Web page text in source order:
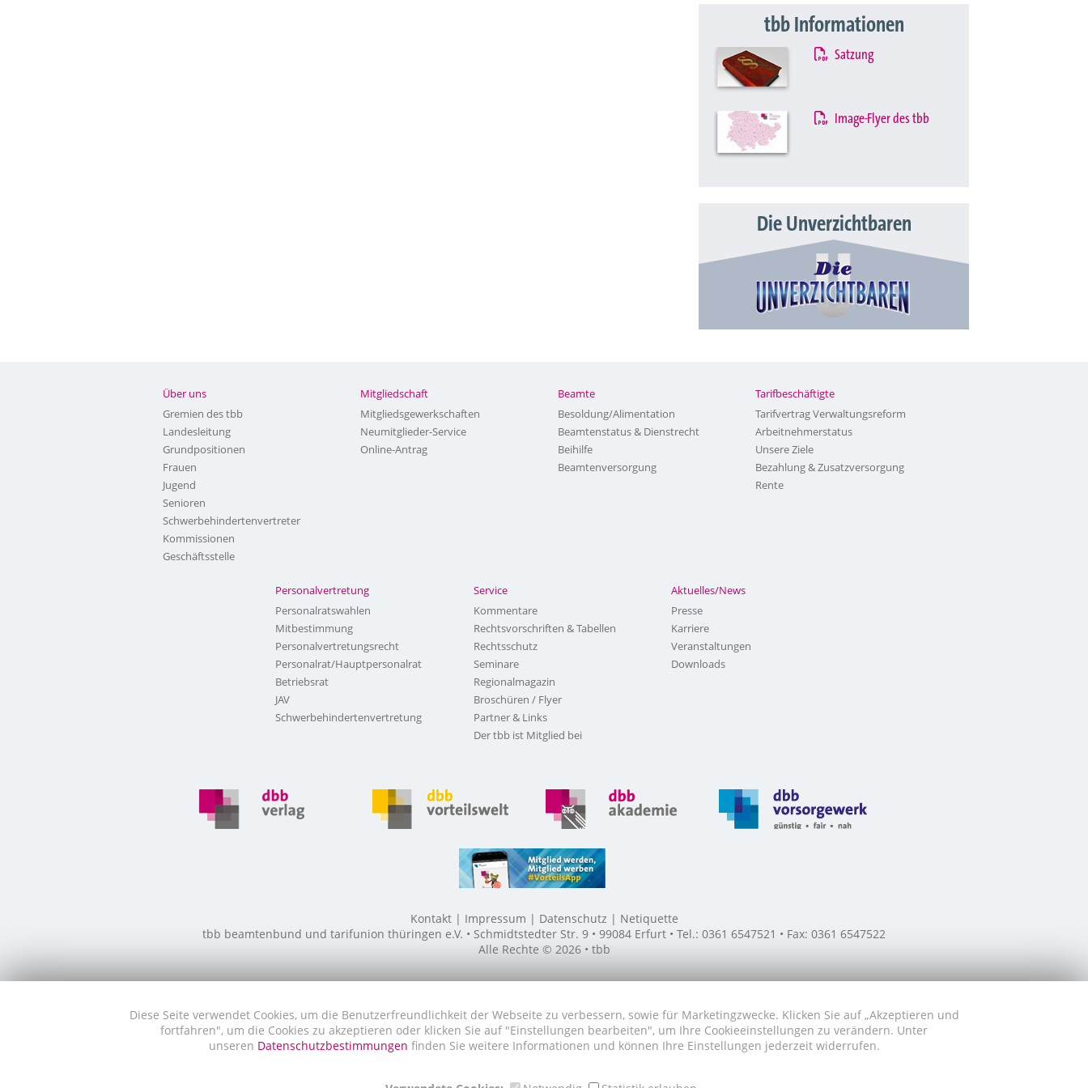
tbb Informationen
Satzung
Image-Flyer des tbb
Die Unverzichtbaren
Über uns
Gremien des tbb
Landesleitung
Grundpositionen
Frauen
Jugend
Senioren
Schwerbehindertenvertreter
Kommissionen
Geschäftsstelle
Mitgliedschaft
Mitgliedsgewerkschaften
Neumitglieder-Service
Online-Antrag
Beamte
Besoldung/Alimentation
Beamtenstatus & Dienstrecht
Beihilfe
Beamtenversorgung
Tarifbeschäftigte
Tarifvertrag Verwaltungsreform
Arbeitnehmerstatus
Unsere Ziele
Bezahlung & Zusatzversorgung
Rente
Personalvertretung
Personalratswahlen
Mitbestimmung
Personalvertretungsrecht
Personalrat/Hauptpersonalrat
Betriebsrat
JAV
Schwerbehindertenvertretung
Service
Kommentare
Rechtsvorschriften & Tabellen
Rechtsschutz
Seminare
Regionalmagazin
Broschüren / Flyer
Partner & Links
Der tbb ist Mitglied bei
Aktuelles/News
Presse
Karriere
Veranstaltungen
Downloads
Kontakt Impressum Datenschutz
Netiquette
tbb beamtenbund und tarifunion thüringen e.V. • Schmidtstedter Str. 9 • 99084 Erfurt • Tel.: 0361 6547521 • Fax: 0361 6547522
Alle Rechte © 2026 • tbb
Diese Seite verwendet Cookies, um die Benutzerfreundlichkeit der Webseite zu verbessern, sowie für Marketingzwecke. Klicken Sie auf „Akzeptieren und
fortfahren", um die Cookies zu akzeptieren oder klicken Sie auf "Einstellungen bearbeiten", um Ihre Cookieeinstellungen zu verändern. Unter
unseren Datenschutzbestimmungen finden Sie weitere Informationen und können Ihre Einstellungen jederzeit widerrufen.